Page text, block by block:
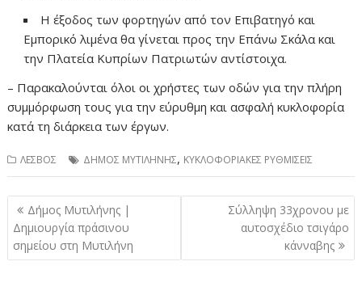
Η έξοδος των φορτηγών από τον Επιβατηγό και
Εμπορικό λιμένα θα γίνεται προς την Επάνω Σκάλα και
την Πλατεία Κυπρίων Πατριωτών αντίστοιχα.
– Παρακαλούνται όλοι οι χρήστες των οδών για την πλήρη
συμμόρφωση τους για την εύρυθμη και ασφαλή κυκλοφορία
κατά τη διάρκεια των έργων.
ΛΕΣΒΟΣ ΔΗΜΟΣ ΜΥΤΙΛΗΝΗΣ, ΚΥΚΛΟΦΟΡΙΑΚΕΣ ΡΥΘΜΙΣΕΙΣ
Πλοήγηση
άρθρων
Δήμος Μυτιλήνης |
Δημιουργία πράσινου
σημείου στη Μυτιλήνη
Σύλληψη 33χρονου με
αυτοσχέδιο τσιγάρο
κάνναβης